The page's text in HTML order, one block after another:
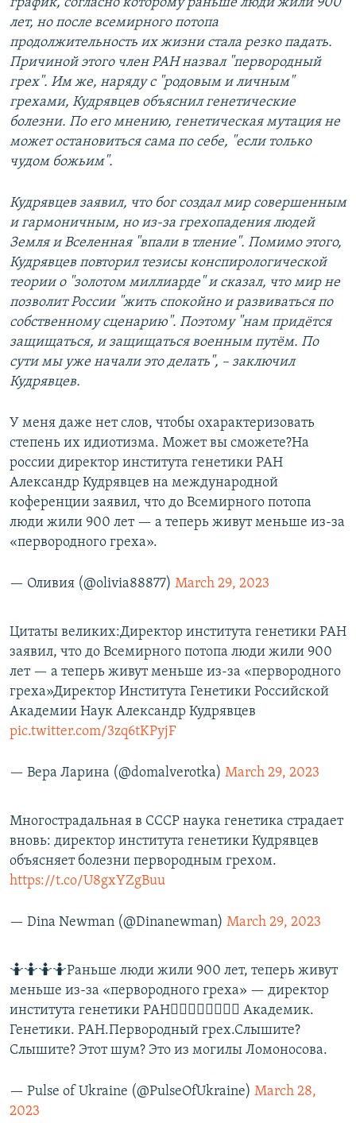
график, согласно которому раньше люди жили 900
лет, но после всемирного потопа
продолжительность их жизни стала резко падать.
Причиной этого член РАН назвал "первородный
грех". Им же, наряду с "родовым и личным"
грехами, Кудрявцев объяснил генетические
болезни. По его мнению, генетическая мутация не
может остановиться сама по себе, "если только
чудом божьим".
Кудрявцев заявил, что бог создал мир совершенным
и гармоничным, но из-за грехопадения людей
Земля и Вселенная "впали в тление". Помимо этого,
Кудрявцев повторил тезисы конспирологической
теории о "золотом миллиарде" и сказал, что мир не
позволит России "жить спокойно и развиваться по
собственному сценарию". Поэтому "нам придётся
защищаться, и защищаться военным путём. По
сути мы уже начали это делать", – заключил
Кудрявцев.
У меня даже нет слов, чтобы охарактеризовать
степень их идиотизма. Может вы сможете?На
россии директор института генетики РАН
Александр Кудрявцев на международной
коференции заявил, что до Всемирного потопа
люди жили 900 лет — а теперь живут меньше из-за
«первородного греха».
— Оливия (@olivia88877) March 29, 2023
Цитаты великих:Директор института генетики РАН
заявил, что до Всемирного потопа люди жили 900
лет — а теперь живут меньше из-за «первородного
греха»Директор Института Генетики Российской
Академии Наук Александр Кудрявцев
pic.twitter.com/3zq6tKPyjF
— Вера Ларина (@domalverotka) March 29, 2023
Многострадальная в СССР наука генетика страдает
вновь: директор института генетики Кудрявцев
объясняет болезни первородным грехом.
https://t.co/U8gxYZgBuu
— Dina Newman (@Dinanewman) March 29, 2023
🤷🤷🤷🤷Раньше люди жили 900 лет, теперь живут
меньше из-за «первородного греха» — директор
института генетики РАН🤦‍♂️🤦‍♂️🤦‍♂️🤦‍♂️ Академик.
Генетики. РАН.Первородный грех.Слышите?
Слышите? Этот шум? Это из могилы Ломоносова.
— Pulse of Ukraine (@PulseOfUkraine) March 28,
2023